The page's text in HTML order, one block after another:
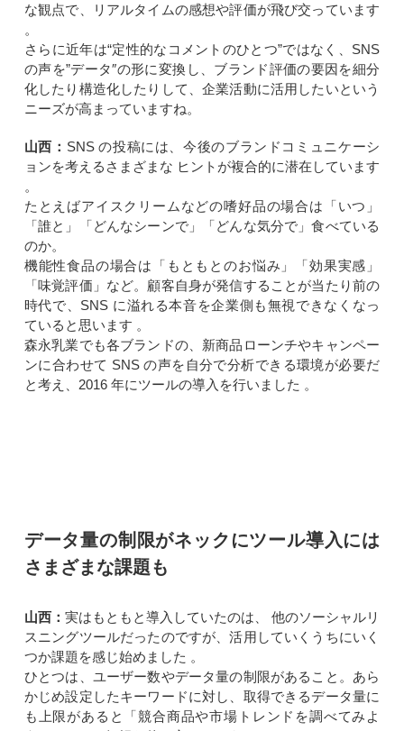
な観点で、リアルタイムの感想や評価が飛び交っています
。
さらに近年は“定性的なコメントのひとつ”ではなく、SNS
の声を”データ″の形に変換し、ブランド評価の要因を細分
化したり構造化したりして、企業活動に活用したいという
ニーズが高まっていますね。
山西： SNS の投稿には、今後のブランドコミュニケーシ
ョンを考えるさまざまな ヒントが複合的に潜在しています
。
たとえばアイスクリームなどの嗜好品の場合は「いつ」
「誰と」「どんなシーンで」「どんな気分で」食べている
のか。
機能性食品の場合は「もともとのお悩み」「効果実感」
「味覚評価」など。顧客自身が発信することが当たり前の
時代で、SNS に溢れる本音を企業側も無視できなくなっ
ていると思います 。
森永乳業でも各ブランドの、新商品ローンチやキャンペー
ンに合わせて SNS の声を自分で分析できる環境が必要だ
と考え、2016 年にツールの導入を行いました 。
データ量の制限がネックにツール導入には
さまざまな課題も
山西： 実はもともと導入していたのは、 他のソーシャルリ
スニングツールだったのですが、活用していくうちにいく
つか課題を感じ始めました 。
ひとつは、ユーザー数やデータ量の制限があること。あら
かじめ設定したキーワードに対し、取得できるデータ量に
も上限があると「競合商品や市場トレンドを調べてみよ